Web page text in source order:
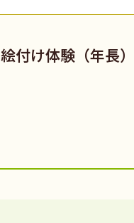
絵付け体験（年長）